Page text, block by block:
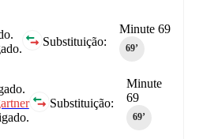
Minute 69
69‎’‎
Substituição:
Minute
69
69‎’‎
Substituição: